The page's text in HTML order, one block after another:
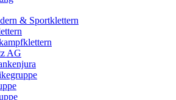
& Sportklettern
AG